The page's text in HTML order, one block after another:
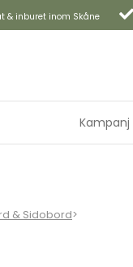
& inburet inom Skåne
Kampanj
& Sidobord>